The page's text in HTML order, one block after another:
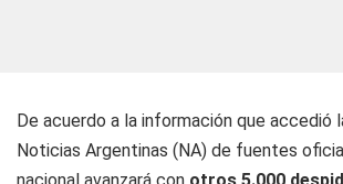
De acuerdo a la información que accedió
Noticias Argentinas (NA) de fuentes